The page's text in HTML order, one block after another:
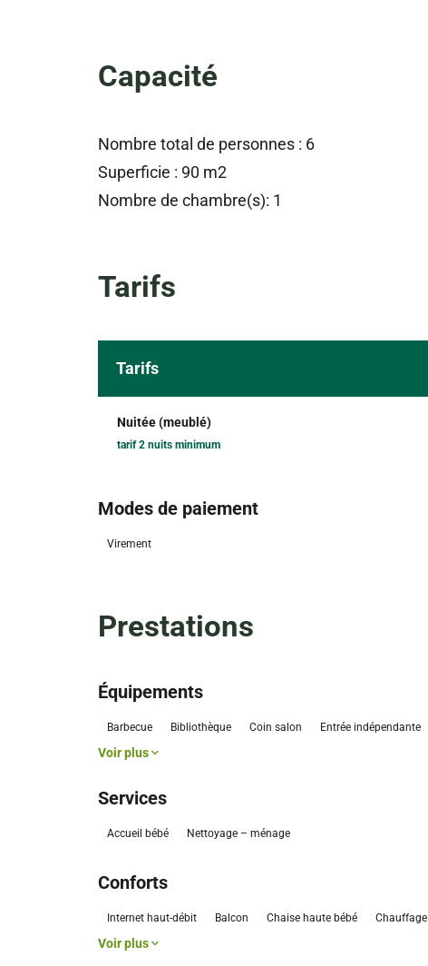
Capacité
Nombre total de personnes : 6
Superficie : 90 m2
Nombre de chambre(s): 1
Tarifs
Tarifs
Nuitée (meublé)
tarif 2 nuits minimum
Modes de paiement
Virement
Prestations
Équipements
Barbecue Bibliothèque Coin salon Entrée indépendante
Voir plus
Services
Accueil bébé Nettoyage – ménage
Conforts
Internet haut-débit Balcon Chaise haute bébé Chauffage
Voir plus